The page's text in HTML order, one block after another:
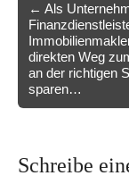
navigation
← Als
direkten Weg
an der richtigen
sparen…
Schreibe